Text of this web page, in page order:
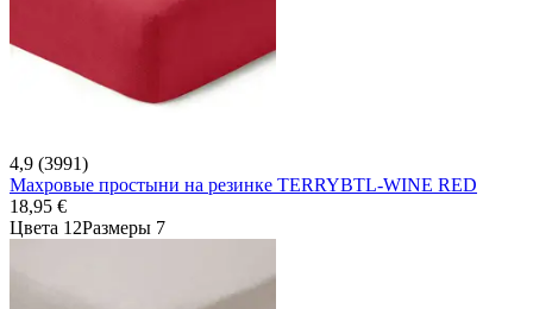
4,9 (3991)
Махровые простыни на резинке TERRYBTL-WINE RED
18,95 €
Цвета 12Размеры 7